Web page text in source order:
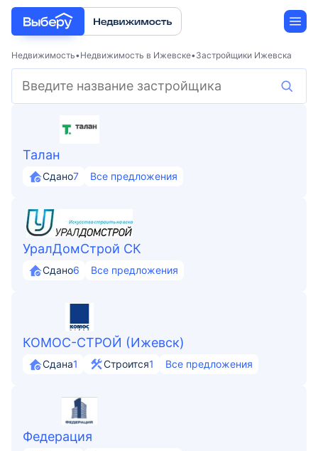
Новостройки
Застройщики
Ипотека
Недвижимость Недвижимость в Ижевске Застройщики Ижевска
Талан
Сдано7 Все предложения
УралДомСтрой СК
Сдано6 Все предложения
КОМОС-СТРОЙ (Ижевск)
Сдана1 Строится1 Все предложения
Федерация